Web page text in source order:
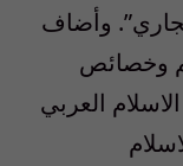
وأضاف
وخصائص
العربي